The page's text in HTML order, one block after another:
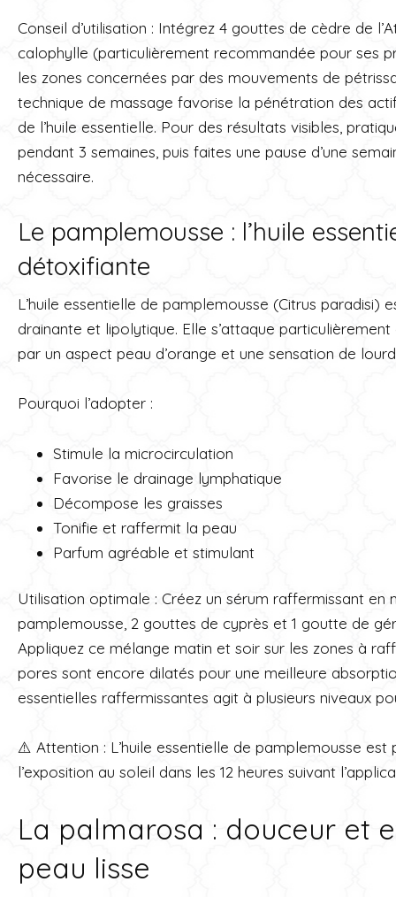
Conseil d’utilisation : Intégrez 4 gouttes de cèdre de
calophylle (particulièrement recommandée pour ses
les zones concernées par des mouvements de
technique de massage favorise la pénétration des
de l’huile essentielle. Pour des résultats visibles,
pendant 3 semaines, puis faites une pause d’une
nécessaire.
Le pamplemousse : l’huile
détoxifiante
L’huile essentielle de pamplemousse (Citrus paradisi)
drainante et lipolytique. Elle s’attaque
par un aspect peau d’orange et une sensation de
Pourquoi l’adopter :
Stimule la microcirculation
Favorise le drainage lymphatique
Décompose les graisses
Tonifie et raffermit la peau
Parfum agréable et stimulant
Utilisation optimale : Créez un sérum raffermissant en
pamplemousse, 2 gouttes de cyprès et 1 goutte de
Appliquez ce mélange matin et soir sur les zones à
pores sont encore dilatés pour une meilleure
essentielles raffermissantes agit à plusieurs niveaux
⚠️ Attention : L’huile essentielle de pamplemousse est
l’exposition au soleil dans les 12 heures suivant
La palmarosa : douceur et
peau lisse